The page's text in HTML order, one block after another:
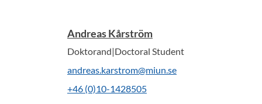
Andreas Kårström
Doktorand|Doctoral Student
andreas.karstrom@miun.se
+46 (0)10-1428505